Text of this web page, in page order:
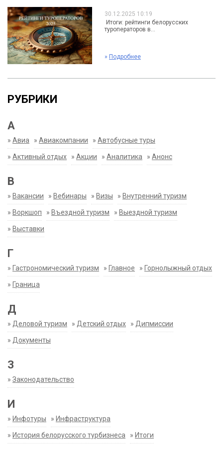
30.12.2025 10:19
Итоги: рейтинги белорусских
туроператоров в...
» Подробнее
РУБРИКИ
А
» Авиа » Авиакомпании » Автобусные туры
» Активный отдых » Акции » Аналитика » Анонс
В
» Вакансии » Вебинары » Визы » Внутренний туризм
» Воркшоп » Въездной туризм » Выездной туризм
» Выставки
Г
» Гастрономический туризм » Главное » Горнолыжный отдых
» Граница
Д
» Деловой туризм » Детский отдых » Дипмиссии
» Документы
З
» Законодательство
И
» Инфотуры » Инфраструктура
» История белорусского турбизнеса » Итоги